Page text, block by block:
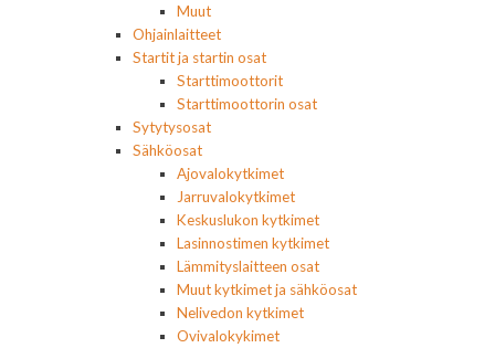
Muut
Ohjainlaitteet
Startit ja startin osat
Starttimoottorit
Starttimoottorin osat
Sytytysosat
Sähköosat
Ajovalokytkimet
Jarruvalokytkimet
Keskuslukon kytkimet
Lasinnostimen kytkimet
Lämmityslaitteen osat
Muut kytkimet ja sähköosat
Nelivedon kytkimet
Ovivalokykimet